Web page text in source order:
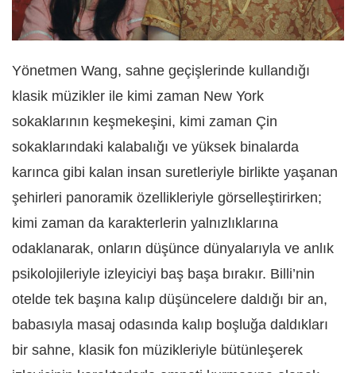
Yönetmen Wang, sahne geçişlerinde kullandığı
klasik müzikler ile kimi zaman New York
sokaklarının keşmekeşini, kimi zaman Çin
sokaklarındaki kalabalığı ve yüksek binalarda
karınca gibi kalan insan suretleriyle birlikte yaşanan
şehirleri panoramik özellikleriyle görselleştirirken;
kimi zaman da karakterlerin yalnızlıklarına
odaklanarak, onların düşünce dünyalarıyla ve anlık
psikolojileriyle izleyiciyi baş başa bırakır. Billi’nin
otelde tek başına kalıp düşüncelere daldığı bir an,
babasıyla masaj odasında kalıp boşluğa daldıkları
bir sahne, klasik fon müzikleriyle bütünleşerek